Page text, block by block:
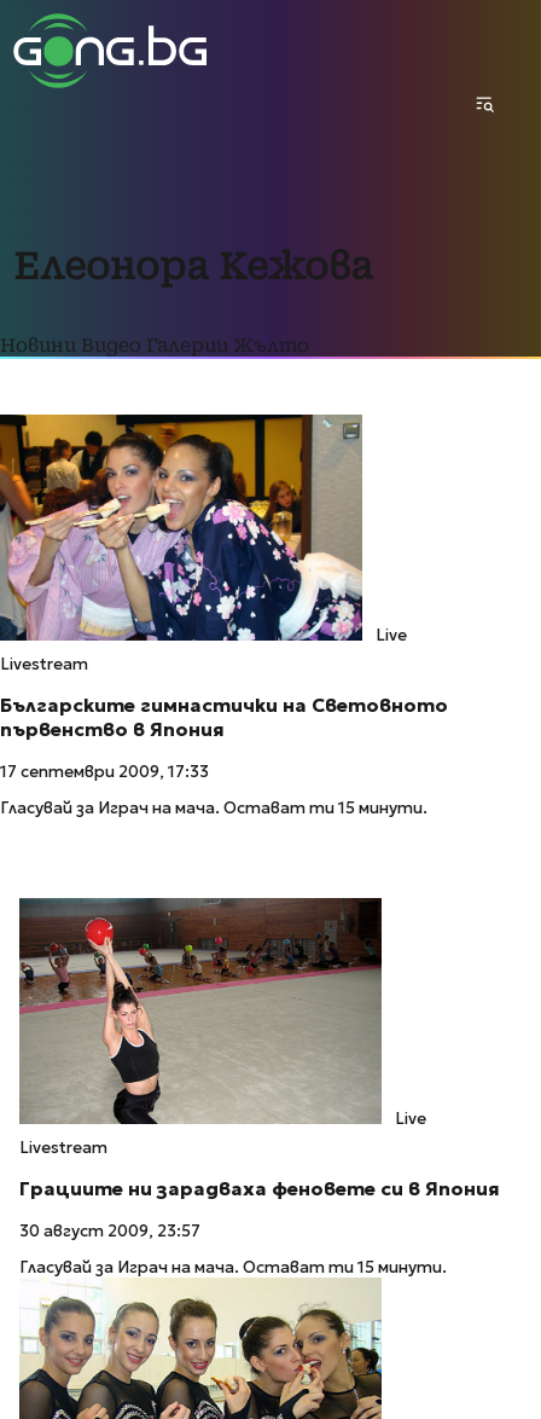
Елеонора Кежова
Новини Видео Галерии Жълто
Live
Livestream
Българските гимнастички на Световното
първенство в Япония
17 септември 2009, 17:33
Гласувай за Играч на мача. Остават ти 15 минути.
Live
Livestream
Грациите ни зарадваха феновете си в Япония
30 август 2009, 23:57
Гласувай за Играч на мача. Остават ти 15 минути.